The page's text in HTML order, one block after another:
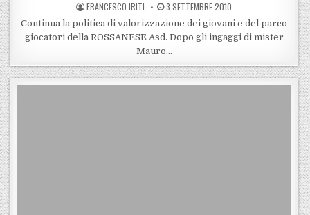
POSTED BY
FRANCESCO IRITI POSTED ON
3 SETTEMBRE 2010
Continua la politica di valorizzazione dei giovani e del parco
giocatori della ROSSANESE Asd. Dopo gli ingaggi di mister
Mauro…